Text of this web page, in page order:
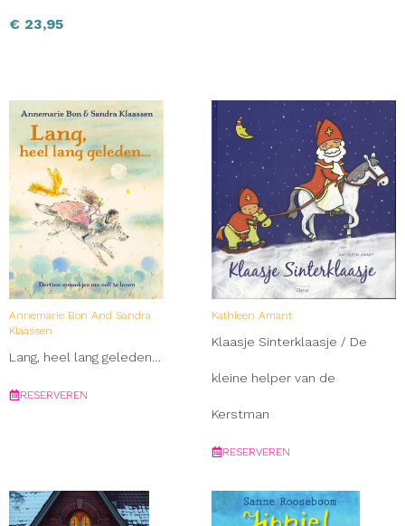
€ 23,95
Annemarie Bon And Sandra
Klaassen
Lang, heel lang geleden…
RESERVEREN
Kathleen Amant
Klaasje Sinterklaasje / De
kleine helper van de
Kerstman
RESERVEREN